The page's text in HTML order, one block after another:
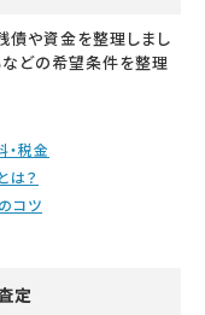
債や資金を整理しまし
などの希望条件を整理
・税金
は？
コツ
定